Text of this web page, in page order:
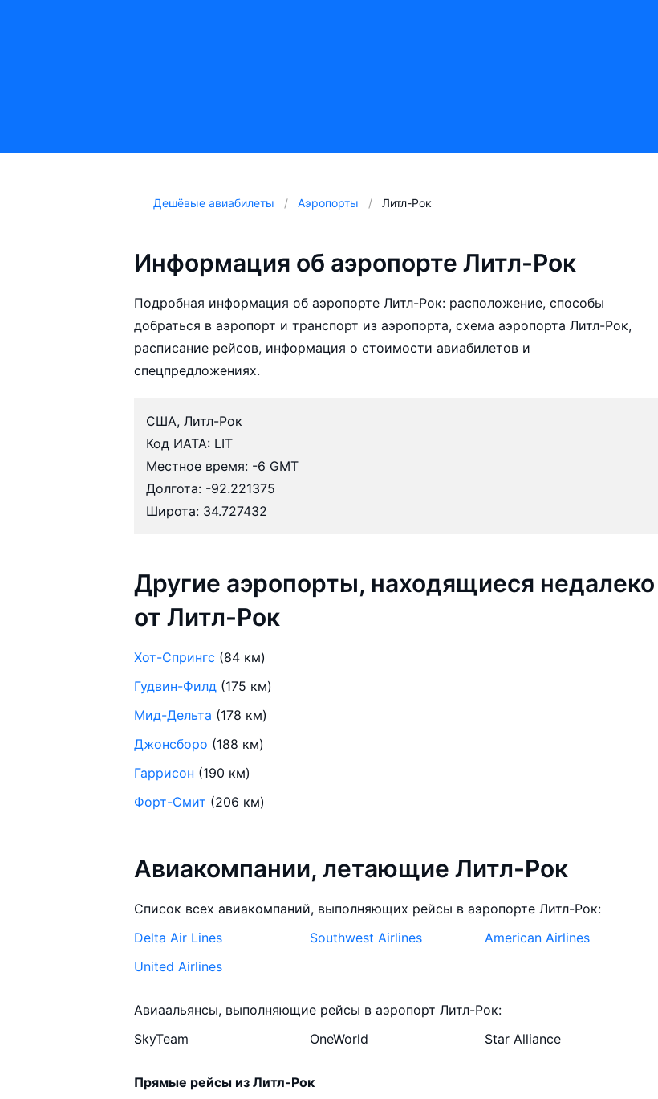
Дешёвые авиабилеты Аэропорты Литл-Рок
Информация об аэропорте Литл-Рок
Подробная информация об аэропорте Литл-Рок: расположение, способы
добраться в аэропорт и транспорт из аэропорта, схема аэропорта Литл-Рок,
расписание рейсов, информация о стоимости авиабилетов и
спецпредложениях.
США, Литл-Рок
Код ИАТА: LIT
Местное время: -6 GMT
Долгота: -92.221375
Широта: 34.727432
Другие аэропорты, находящиеся недалеко
от Литл-Рок
Хот-Спрингс (84 км)
Гудвин-Филд (175 км)
Мид-Дельта (178 км)
Джонсборо (188 км)
Гаррисон (190 км)
Форт-Смит (206 км)
Авиакомпании, летающие Литл-Рок
Список всех авиакомпаний, выполняющих рейсы в аэропорте Литл-Рок:
Delta Air Lines
Southwest Airlines
American Airlines
United Airlines
Авиаальянсы, выполняющие рейсы в аэропорт Литл-Рок:
SkyTeam
OneWorld Star Alliance
Прямые рейсы из Литл-Рок